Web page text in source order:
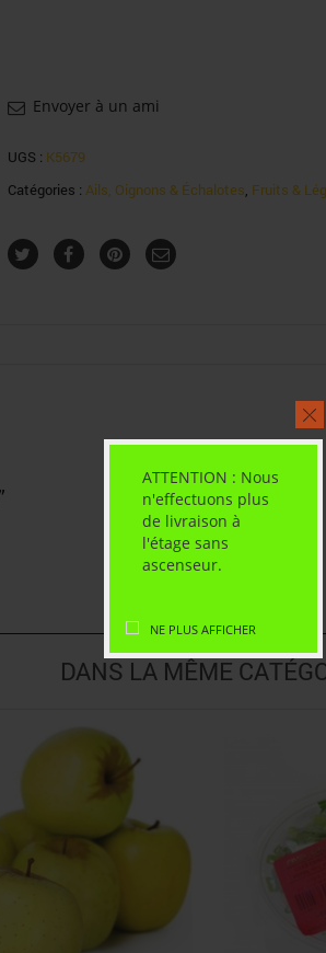
ATTENTION : Nous
n'effectuons plus
de livraison à
l'étage sans
ascenseur.
NE PLUS AFFICHER
Envoyer à un ami
UGS : K5679
Catégories : Ails, Oignons & Échalotes, Fruits &
DANS LA MÊME